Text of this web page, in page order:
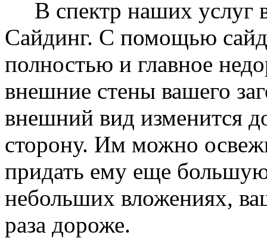
В спектр наших услуг
Сайдинг. С помощью
полностью и главное
внешние стены вашего
внешний вид изменится
сторону. Им можно
придать ему еще
небольших вложениях,
раза дороже.